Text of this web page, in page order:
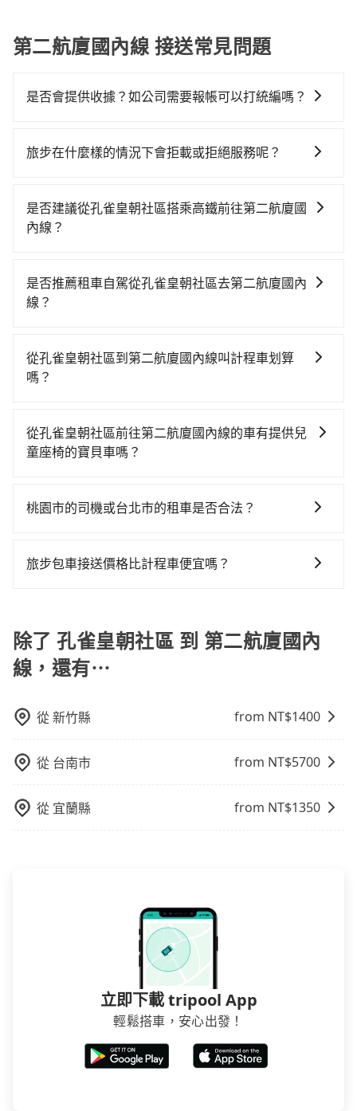
第二航廈國內線 接送常見問題
是否會提供收據？如公司需要報帳可以打統編嗎？
旅行業代收轉付電子收據，如果公司需要報公帳，在預
帳，完全符合台灣的法律規範。
旅步在什麼樣的情況下會拒載或拒絕服務呢？
原因，司機有權拒絕服務： 1) 當日搭車人數或行李超過
訂購時填寫的數量。請務必確實填寫當日實際攜帶的行
童的安全，依道路交通安全規則規定，四歲以下的孩童
必須乘坐兒童座椅。 3) 搭乘寵物友善專車卻沒有裝籠。
是否建議從孔雀皇朝社區搭乘高鐵前往第二航廈國
內線？
擇，高鐵較貴、費時、轉車麻煩！桃園-台北雖然一天最
多時有74班車次，從最早06:49到23:40，過了末班車到
計程車花費約500元、車程約28分鐘。抵達高鐵站後，
步行進站、現場購票並於月台排隊的時間約15分鐘，再
前排班的計程車，搭上小黃後約花17分鐘、車費300元
後，抵達第二航廈國內線 (台北市松山區) 的目的地。全
則僅需花費約930元，費時41分鐘。選擇搭乘高鐵而不
tripool！
是否推薦租車自駕從孔雀皇朝社區去第二航廈國內
線？
對的時間彈性，在北北基桃竹有提供甲地乙還的iRent應
該適合你。註冊完iRent的app後，可以每小時
的花費預估為$300~400，雖已將eTag和可能的每小時
40元路邊停車費用預估進去，但額外的汽車保險與可能
的車款，如果人數超過四位，更是沒有較大的七人座或
凹的車門仍未被修理，每一次租車都好像在開樂透一
小的風險。最後，雖然路邊隨租隨還看似方便，但實際
使用時還是有其區域的限制，實際可停靠的地點與你的
上下車地點仍有段距離，在遇到下雨天或者載行李時，
從孔雀皇朝社區到第二航廈國內線叫計程車划算
嗎？
灣大車隊、Uber、Line Taxi、Yoxi等，如果在路邊攔不
到車，也可考慮打電話至附近的計程車隊，如嘟嘟優質
tripool的專車服務可再更便宜。綜合以上，無論在價格
從孔雀皇朝社區前往第二航廈國內線的車有提供兒
童座椅的寶貝車嗎？
繫好安全帶，如四歲以下或身高不足的幼童無法正常綁
選租用適合1~4歲的兒童汽車座椅或4歲以上的增高墊，
桃園市的司機或台北市的租車是否合法？
車、私家車或野雞車在招攬生意，這不僅是違法可能被
風險。而tripool雇用的司機、使用的車輛以及配合的車
行，一定符合台灣法律規定，除了司機擁有合法的職業
駕駛執照以及良民證外，車輛一定投保最高300萬乘客
不是R或T開頭的車，就一定是違法。
旅步包車接送價格比計程車便宜嗎？
步費用比計程車低，且能讓您更能輕鬆掌握交通開支。
除了 孔雀皇朝社區 到 第二航廈國內
線，還有⋯
從新竹縣 from NT$1400
從 台南市 from NT$5700
從 宜蘭縣 from NT$1350
立即下載 tripool App
輕鬆搭車，安心出發！